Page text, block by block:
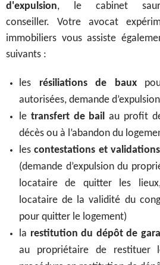
d'expulsion, le cabinet
conseiller. Votre avocat
immobiliers vous assiste
suivants :
les résiliations de baux
autorisées, demande
le transfert de bail au profit
décès ou à l’abandon du
lescontestations et
(demande d’expulsion du
locataire de quitter les
locataire de la validité du
pour quitter le logement)
la restitution du dépôt de
au propriétaire de restituer